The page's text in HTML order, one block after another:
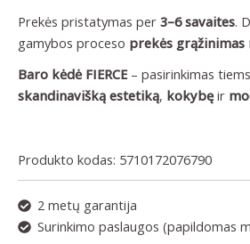
Prekės pristatymas per 3–6 savaites.
gamybos proceso prekės grąžinimas
Baro kėdė FIERCE – pasirinkimas
skandinavišką estetiką, kokybęir
Produkto kodas: 5710172076790
2 metų garantija
Surinkimo paslaugos (papildomas